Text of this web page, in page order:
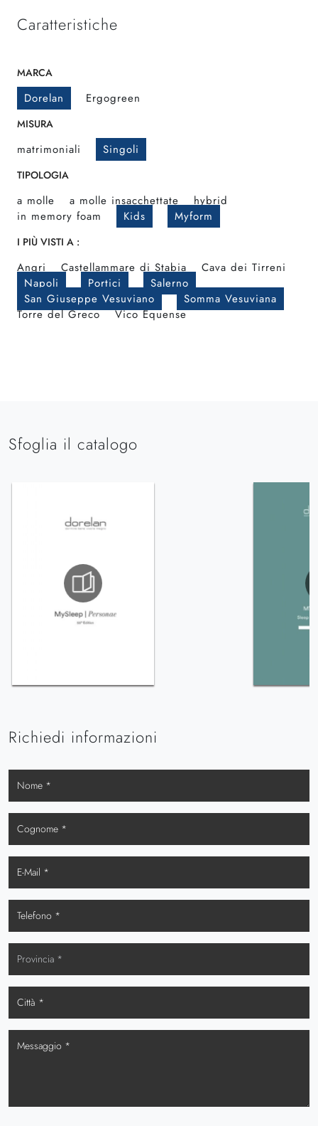
Caratteristiche
MARCA
Dorelan Ergogreen
MISURA
matrimoniali Singoli
TIPOLOGIA
a molle a molle insacchettate
hybrid
in memory foam
Kids Myform
I PIÙ VISTI A :
Angri Castellammare di Stabia
Cava dei Tirreni
Napoli
Portici
Salerno
San Giuseppe Vesuviano
Somma Vesuviana
Torre del Greco
Vico Equense
Sfoglia il catalogo
Richiedi informazioni